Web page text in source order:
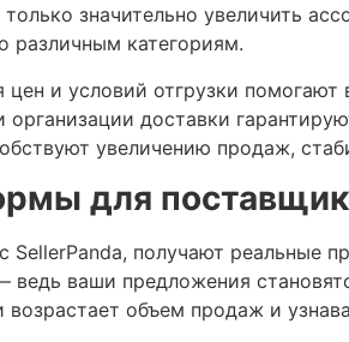
значительно увеличить
различным категориям.
и условий отгрузки
доставки
увеличению продаж,
для
получают реальные
ваши предложения
объем продаж и